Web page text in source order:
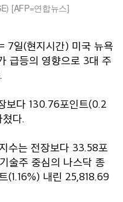
[AFP=연합뉴스]
7일(현지시간) 미국 뉴욕
급등의 영향으로 3대 주
보다 130.76포인트(0.2
다.
수는 전장보다 33.58포
술주 중심의 나스닥 종
(1.16%) 내린 25,818.69